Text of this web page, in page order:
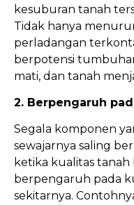
kesuburan tanah
Tidak hanya
perladangan
berpotensi
mati, dan tanah
2. Berpengaruh
Segala komponen
sewajarnya saling
ketika kualitas
berpengaruh pada
sekitarnya.